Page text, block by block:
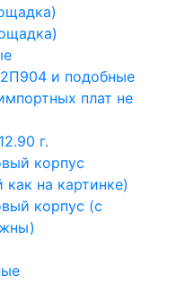
и подобные
плат не
г.
корпус
на картинке)
корпус (с